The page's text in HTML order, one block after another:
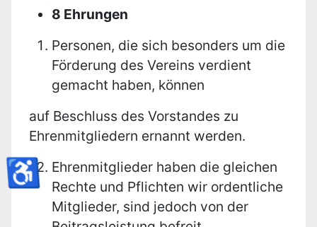
8 Ehrungen
Personen, die sich besonders um die
Förderung des Vereins verdient
gemacht haben, können
auf Beschluss des Vorstandes zu
Ehrenmitgliedern ernannt werden.
Ehrenmitglieder haben die gleichen
Rechte und Pflichten wir ordentliche
Mitglieder, sind jedoch von der